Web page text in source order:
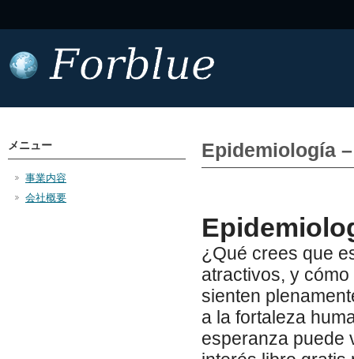
Epidemiología
¿Qué crees que
atractivos, y
sienten
a la fortaleza
esperanza puede
メニュー
事業内容
会社概要